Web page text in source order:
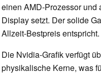
einen AMD-Prozessor
Display setzt. Der solide
Allzeit-Bestpreis entspricht.
Die Nvidia-Grafik verfügt
physikalische Kerne, was